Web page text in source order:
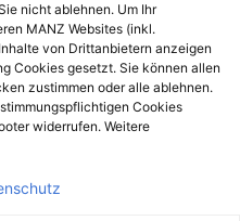
nicht ablehnen. Um Ihr
MANZ Websites (inkl.
von Drittanbietern anzeigen
Cookies gesetzt. Sie können allen
zustimmen oder alle ablehnen.
Cookies
widerrufen. Weitere